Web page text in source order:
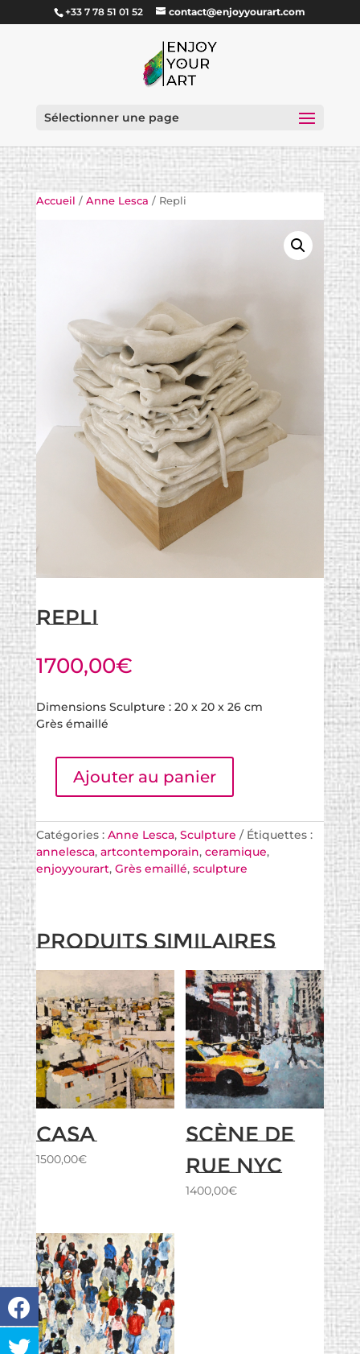
+33 7 78 51 01 52 contact@enjoyyourart.com
Sélectionner une page
Accueil / Anne Lesca / Repli
Repli
1700,00€
Dimensions Sculpture : 20 x 20 x 26 cm
Grès émaillé
Ajouter au panier
Catégories : Anne Lesca, Sculpture
Étiquettes :
annelesca, artcontemporain, ceramique,
enjoyyourart, Grès emaillé, sculpture
Produits similaires
Casa
1500,00€
Scène de
rue NYC
1400,00€